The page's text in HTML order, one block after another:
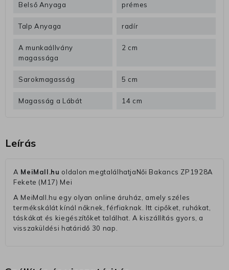
Belső Anyaga prémes
Talp Anyaga radír
A munkaállvány
magassága
2 cm
Sarokmagasság 5 cm
Magasság a Lábát 14 cm
Leírás
A MeiMall.hu oldalon megtalálhatjaNői Bakancs ZP1928A
Fekete (M17) Mei
A MeiMall.hu egy olyan online áruház, amely széles
termékskálát kínál nőknek, férfiaknak. Itt cipőket, ruhákat,
táskákat és kiegészítőket találhat. A kiszállítás gyors, a
visszaküldési határidő 30 nap.